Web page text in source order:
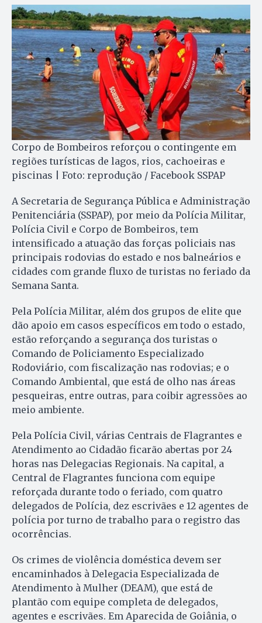
Corpo de Bombeiros reforçou o contingente em
regiões turísticas de lagos, rios, cachoeiras e
piscinas | Foto: reprodução / Facebook SSPAP
A Secretaria de Segurança Pública e Administração
Penitenciária (SSPAP), por meio da Polícia Militar,
Polícia Civil e Corpo de Bombeiros, tem
intensificado a atuação das forças policiais nas
principais rodovias do estado e nos balneários e
cidades com grande fluxo de turistas no feriado da
Semana Santa.
Pela Polícia Militar, além dos grupos de elite que
dão apoio em casos específicos em todo o estado,
estão reforçando a segurança dos turistas o
Comando de Policiamento Especializado
Rodoviário, com fiscalização nas rodovias; e o
Comando Ambiental, que está de olho nas áreas
pesqueiras, entre outras, para coibir agressões ao
meio ambiente.
Pela Polícia Civil, várias Centrais de Flagrantes e
Atendimento ao Cidadão ficarão abertas por 24
horas nas Delegacias Regionais. Na capital, a
Central de Flagrantes funciona com equipe
reforçada durante todo o feriado, com quatro
delegados de Polícia, dez escrivães e 12 agentes de
polícia por turno de trabalho para o registro das
ocorrências.
Os crimes de violência doméstica devem ser
encaminhados à Delegacia Especializada de
Atendimento à Mulher (DEAM), que está de
plantão com equipe completa de delegados,
agentes e escrivães. Em Aparecida de Goiânia, o